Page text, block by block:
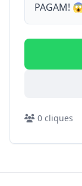
PAGAM!
0 cliques